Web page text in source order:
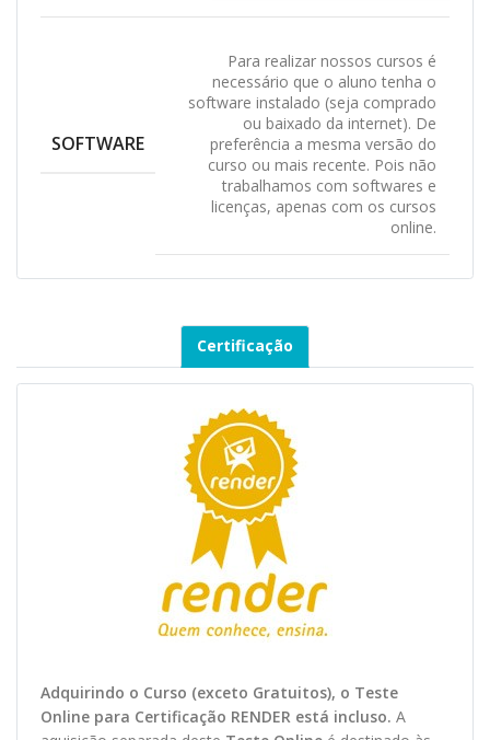
SOFTWARE
Para realizar nossos cursos é
necessário que o aluno tenha o
software instalado (seja comprado
ou baixado da internet). De
preferência a mesma versão do
curso ou mais recente. Pois não
trabalhamos com softwares e
licenças, apenas com os cursos
online.
Certificação
Adquirindo o Curso (exceto Gratuitos), o Teste
Online para Certificação RENDER está incluso. A